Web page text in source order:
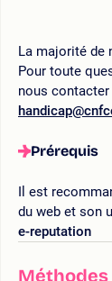
La majorité de
Pour toute
nous contacter
Prérequis
Il est
du web et son
e-reputation